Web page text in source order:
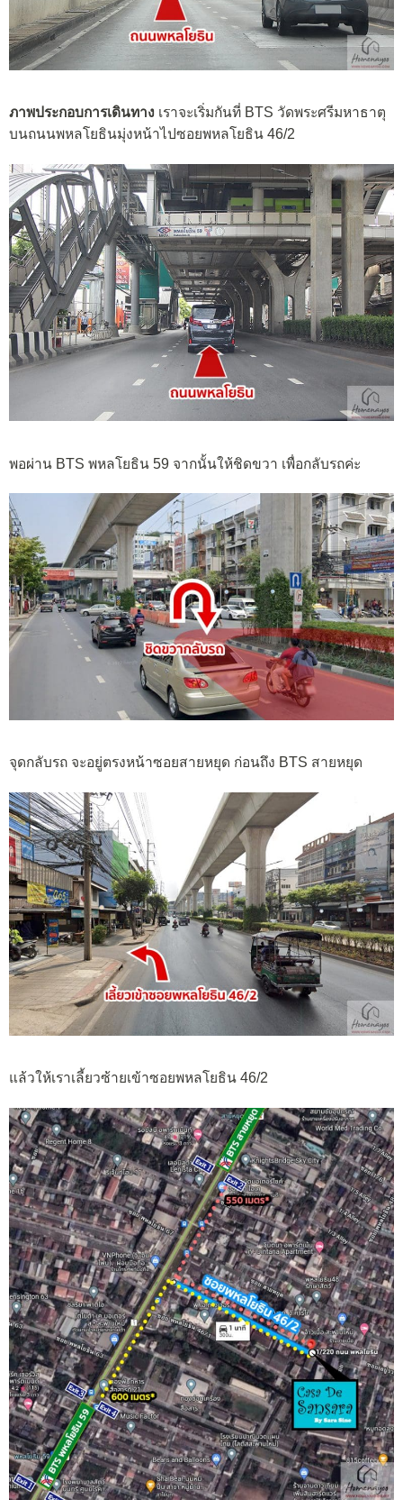
ภาพประกอบการเดินทาง เราจะเริ่มกันที่ BTS วัดพระศรีมหาธาตุ
บนถนนพหลโยธินมุ่งหน้าไปซอยพหลโยธิน 46/2
พอผ่าน BTS พหลโยธิน 59 จากนั้นให้ชิดขวา เพื่อกลับรถค่ะ
จุดกลับรถ จะอยู่ตรงหน้าซอยสายหยุด ก่อนถึง BTS สายหยุด
แล้วให้เราเลี้ยวซ้ายเข้าซอยพหลโยธิน 46/2